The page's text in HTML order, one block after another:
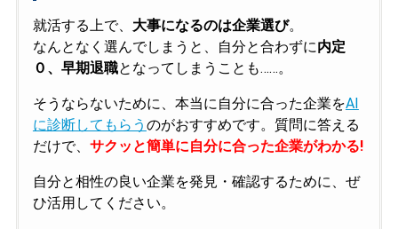
就活する上で、 大事になるのは企業選び。
なんとなく選んでしまうと、自分と合わずに内定
０、早期退職となってしまうことも……。
そうならないために、本当に自分に合った企業をAI
に診断してもらう のがおすすめです。質問に答える
だけで、 サクッと簡単に自分に合った企業がわかる!
自分と相性の良い企業を発見・確認するために、ぜ
ひ活用してください。